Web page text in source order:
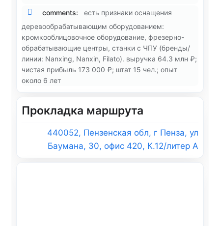
comments:
есть признаки оснащения
деревообрабатывающим оборудованием:
кромкооблицовочное оборудование, фрезерно-
обрабатывающие центры, станки с ЧПУ (бренды/
линии: Nanxing, Nanxin, Filato). выручка 64.3 млн ₽;
чистая прибыль 173 000 ₽; штат 15 чел.; опыт
около 6 лет
Прокладка маршрута
440052, Пензенская обл, г Пенза, ул
Баумана, 30, офис 420, К.12/литер А